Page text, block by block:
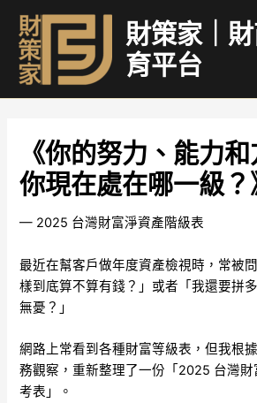
內
財策家｜
育平台
《你的努力、能力
你現在處在哪一級？
— 2025 台灣財富淨資產階級表
最近在幫客戶做年度資產檢視時，常被
樣到底算不算有錢？」或者「我還要拼
無憂？」
網路上常看到各種財富等級表，但我根
務觀察，重新整理了一份「2025 台灣財
考表」。